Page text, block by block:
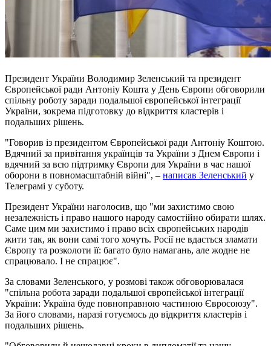
Президент України Володимир Зеленський та президент
Європейської ради Антоніу Кошта у День Європи обговорили
спільну роботу заради подальшої європейської інтеграції
України, зокрема підготовку до відкриття кластерів і
подальших рішень.
"Говорив із президентом Європейської ради Антоніу Коштою.
Вдячний за привітання українців та України з Днем Європи і
вдячний за всю підтримку Європи для України в час нашої
оборони в повномасштабній війні", – написав Зеленський у
Телеграмі у суботу.
Президент України наголосив, що "ми захистимо свою
незалежність і право нашого народу самостійно обирати шлях.
Саме цим ми захистимо і право всіх європейських народів
жити так, як вони самі того хочуть. Росії не вдасться зламати
Європу та розколоти її: багато було намагань, але жодне не
спрацювало. І не спрацює".
За словами Зеленського, у розмові також обговорювалася
"спільна робота заради подальшої європейської інтеграції
України: Україна буде повноправною частиною Євросоюзу".
За його словами, наразі готуємось до відкриття кластерів і
подальших рішень.